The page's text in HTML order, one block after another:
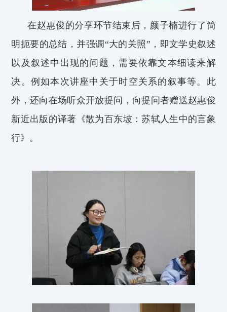
在赵惠俊的分享环节结束后， 颜子楠进行了简
明扼要的总结，并强调“大的关照”，即文学史叙述
以及叙述中出现的问题，需要依靠文本细读来解
决。例如本次讲座中关于时空关系的叙事等。此
外，还向在场听众开放提问 ， 向提问者赠送赵惠俊
新近出版的译著《散为百东坡：苏轼人生中的言象
行》。